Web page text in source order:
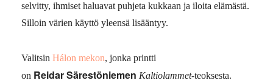
selvitty, ihmiset haluavat puhjeta kukkaan ja iloita elämästä.
Silloin värien käyttö yleensä lisääntyy.
Valitsin Hálon mekon, jonka printti
on Reidar Särestöniemen Kaltiolammet-teoksesta.